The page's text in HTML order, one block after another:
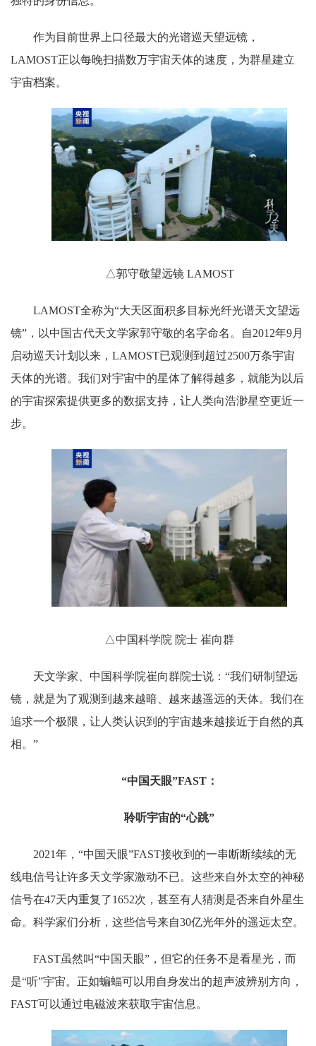
作为目前世界上口径最大的光谱巡天望远镜，
LAMOST正以每晚扫描数万宇宙天体的速度，为群星建立
宇宙档案。
△郭守敬望远镜 LAMOST
LAMOST全称为“大天区面积多目标光纤光谱天文望远
镜”，以中国古代天文学家郭守敬的名字命名。自2012年9月
启动巡天计划以来，LAMOST已观测到超过2500万条宇宙
天体的光谱。我们对宇宙中的星体了解得越多，就能为以后
的宇宙探索提供更多的数据支持，让人类向浩渺星空更近一
步。
△中国科学院 院士 崔向群
天文学家、中国科学院崔向群院士说：“我们研制望远
镜，就是为了观测到越来越暗、越来越遥远的天体。我们在
追求一个极限，让人类认识到的宇宙越来越接近于自然的真
相。”
“中国天眼”FAST：
聆听宇宙的“心跳”
2021年，“中国天眼”FAST接收到的一串断断续续的无
线电信号让许多天文学家激动不已。这些来自外太空的神秘
信号在47天内重复了1652次，甚至有人猜测是否来自外星生
命。科学家们分析，这些信号来自30亿光年外的遥远太空。
FAST虽然叫“中国天眼”，但它的任务不是看星光，而
是“听”宇宙。正如蝙蝠可以用自身发出的超声波辨别方向，
FAST可以通过电磁波来获取宇宙信息。